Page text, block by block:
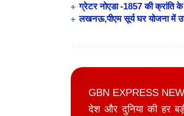
ग्रेटर नोएडा -1857 की क्रांति के
लखनऊ,पीएम सूर्य घर योजना में
GBN EXPRESS
देश और दुनिया की हर